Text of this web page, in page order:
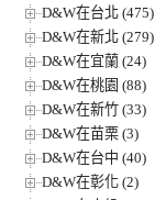
D&W在台北 (475)
D&W在新北 (279)
D&W在宜蘭 (24)
D&W在桃園 (88)
D&W在新竹 (33)
D&W在苗栗 (3)
D&W在台中 (40)
D&W在彰化 (2)